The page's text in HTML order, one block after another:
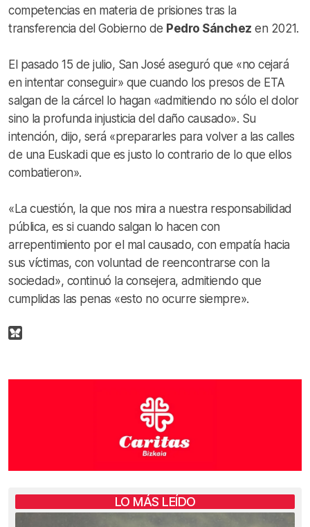
competencias en materia de prisiones tras la
transferencia del Gobierno de Pedro Sánchez en 2021.
El pasado 15 de julio, San José aseguró que «no cejará
en intentar conseguir» que cuando los presos de ETA
salgan de la cárcel lo hagan «admitiendo no sólo el dolor
sino la profunda injusticia del daño causado». Su
intención, dijo, será «prepararles para volver a las calles
de una Euskadi que es justo lo contrario de lo que ellos
combatieron».
«La cuestión, la que nos mira a nuestra responsabilidad
pública, es si cuando salgan lo hacen con
arrepentimiento por el mal causado, con empatía hacia
sus víctimas, con voluntad de reencontrarse con la
sociedad», continuó la consejera, admitiendo que
cumplidas las penas «esto no ocurre siempre».
LO MÁS LEÍDO